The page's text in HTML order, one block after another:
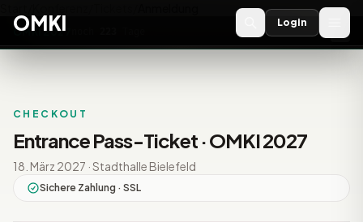
OMKI 2027
OMKI Login
CHECKOUT
Entrance Pass-Ticket · OMKI 2027
18. März 2027 · Stadthalle Bielefeld
Sichere Zahlung · SSL